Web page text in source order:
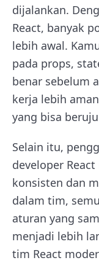
dijalankan.
React, banyak
lebih awal.
pada props,
benar sebelum
kerja lebih
yang bisa
Selain itu,
developer
konsisten dan
dalam tim,
aturan yang
menjadi lebih
tim React